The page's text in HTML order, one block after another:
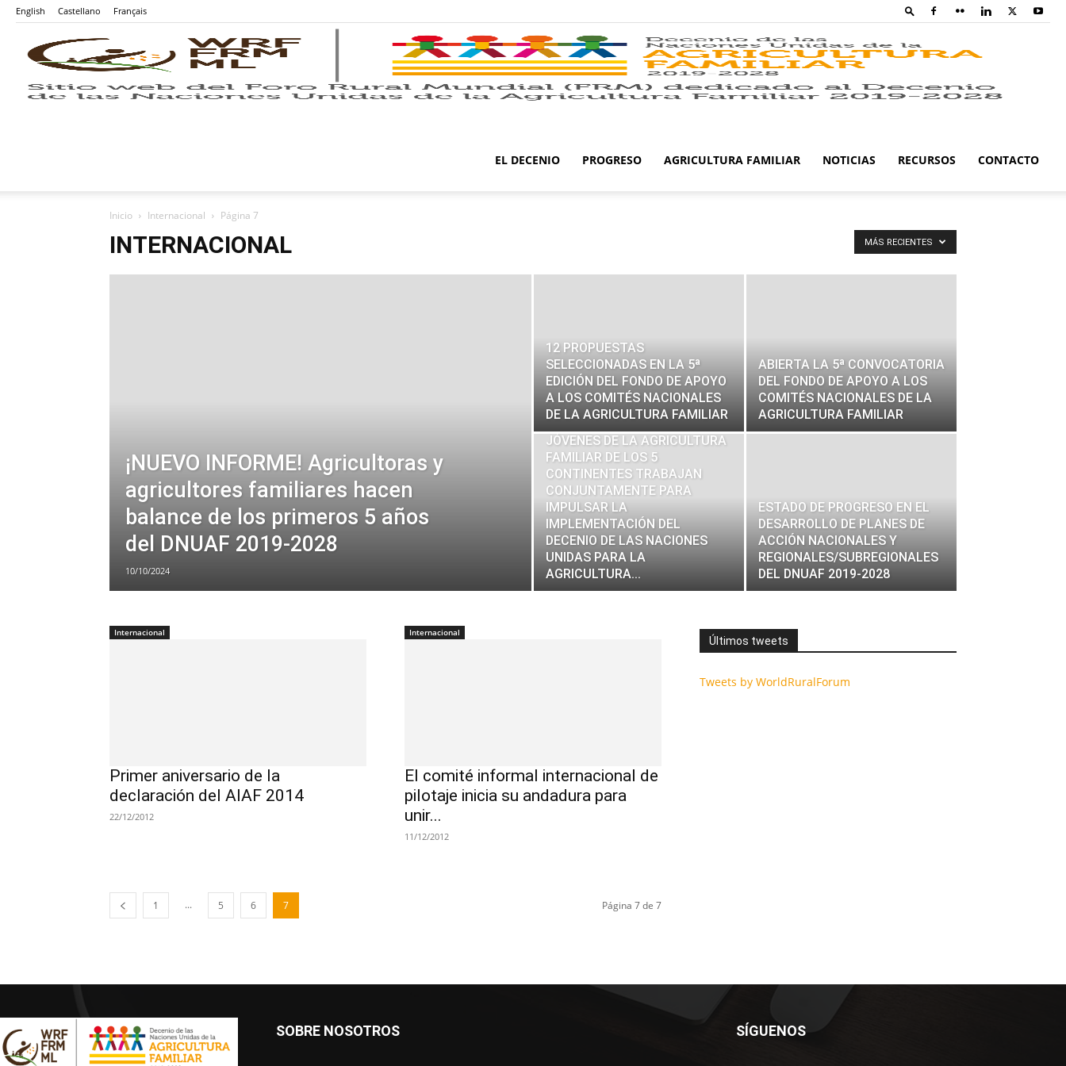
English Castellano Français
EL DECENIO PROGRESO AGRICULTURA FAMILIAR NOTICIAS RECURSOS CONTACTO
Inicio Internacional Página 7
INTERNACIONAL MÁS RECIENTES
¡NUEVO INFORME! Agricultoras y
agricultores familiares hacen
balance de los primeros 5 años
del DNUAF 2019-2028
10/10/2024
12 PROPUESTAS
SELECCIONADAS EN LA 5ª
EDICIÓN DEL FONDO DE APOYO
A LOS COMITÉS NACIONALES
DE LA AGRICULTURA FAMILIAR
ABIERTA LA 5ª CONVOCATORIA
DEL FONDO DE APOYO A LOS
COMITÉS NACIONALES DE LA
AGRICULTURA FAMILIAR
JÓVENES DE LA AGRICULTURA
FAMILIAR DE LOS 5
CONTINENTES TRABAJAN
CONJUNTAMENTE PARA
IMPULSAR LA
IMPLEMENTACIÓN DEL
DECENIO DE LAS NACIONES
UNIDAS PARA LA
AGRICULTURA...
ESTADO DE PROGRESO EN EL
DESARROLLO DE PLANES DE
ACCIÓN NACIONALES Y
REGIONALES/SUBREGIONALES
DEL DNUAF 2019-2028
Internacional
Primer aniversario de la
declaración del AIAF 2014
22/12/2012
Internacional
El comité informal internacional de
pilotaje inicia su andadura para
unir...
11/12/2012
1 ... 5 6 7 Página 7 de 7
Últimos tweets
Tweets by WorldRuralForum
SOBRE NOSOTROS SÍGUENOS